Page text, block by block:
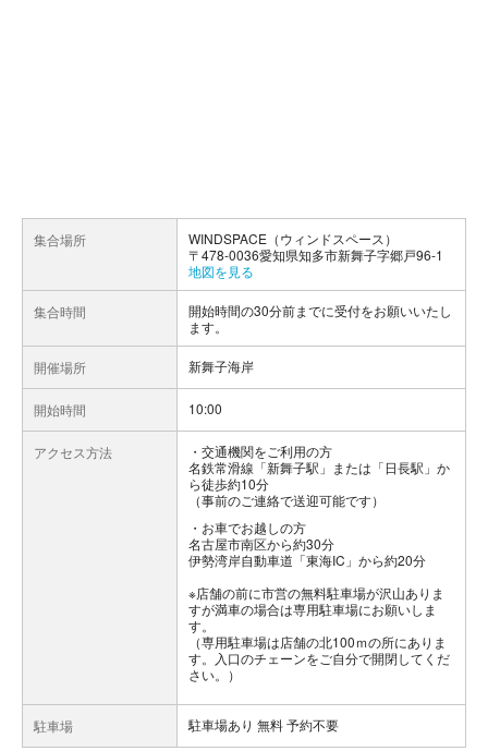
集合場所
WINDSPACE（ウィンドスペース）
〒478-0036愛知県知多市新舞子字郷戸96-1
地図を見る
集合時間
開始時間の30分前までに受付をお願いいたし
ます。
開催場所 新舞子海岸
開始時間 10:00
アクセス方法
交通機関をご利用の方
名鉄常滑線「新舞子駅」または「日長駅」か
ら徒歩約10分
（事前のご連絡で送迎可能です）
お車でお越しの方
名古屋市南区から約30分
伊勢湾岸自動車道「東海IC」から約20分
※店舗の前に市営の無料駐車場が沢山ありま
すが満車の場合は専用駐車場にお願いしま
す。
（専用駐車場は店舗の北100ｍの所にありま
す。入口のチェーンをご自分で開閉してくだ
さい。）
駐車場 駐車場あり 無料 予約不要